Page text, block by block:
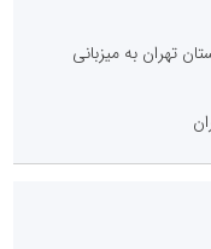
تهران به میزبانی